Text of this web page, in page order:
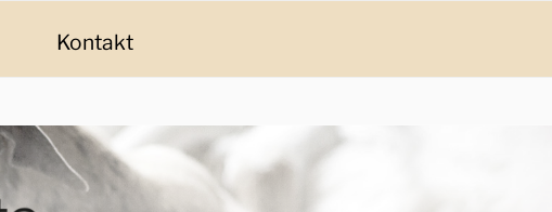
Kontakt